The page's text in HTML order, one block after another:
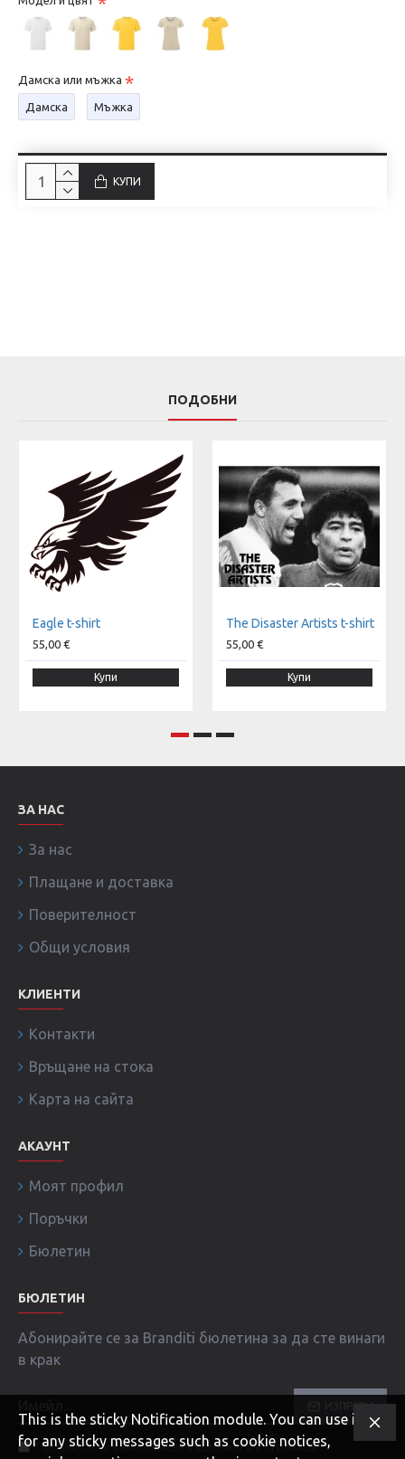
Дамска или мъжка
Дамска Мъжка
КУПИ
ПОДОБНИ
Eagle t-shirt
55,00 €
Купи
The Disaster Artists t-shirt
55,00 €
Купи
ЗА НАС
За нас
Плащане и доставка
Поверителност
Общи условия
КЛИЕНТИ
Контакти
Връщане на стока
Карта на сайта
АКАУНТ
Моят профил
Поръчки
Бюлетин
БЮЛЕТИН
Абонирайте се за Branditi бюлетина за да сте винаги
в крак
ИЗПРАТИ
Прочел съм и съм съгласен с условията в страница
This is the sticky Notification module. You can use it
for any sticky messages such as cookie notices,